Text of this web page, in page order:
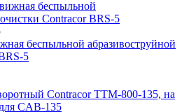
беспыльной абразивоструйной
5